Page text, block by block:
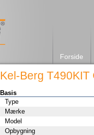
Forside
Kel-Berg T490KIT
Basis
Type
Mærke
Model
Opbygning